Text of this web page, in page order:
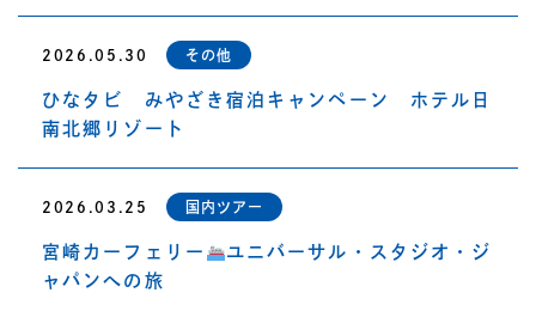
2026.05.30 その他
ひなタビ みやざき宿泊キャンペーン ホテル日
南北郷リゾート
2026.03.25 国内ツアー
宮崎カーフェリー
ユニバーサル・スタジオ・ジ
ャパンへの旅